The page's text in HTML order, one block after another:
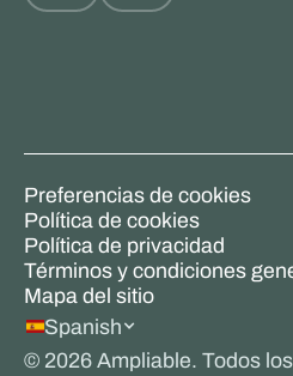
Preferencias de cookies
Política de cookies
Política de privacidad
Términos y condiciones
Mapa del sitio
Spanish
© 2026 Ampliable. Todos